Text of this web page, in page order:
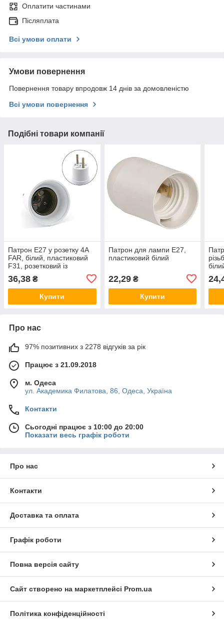
Оплатити частинами
Післяплата
Всі умови оплати
Умови повернення
Повернення товару впродовж 14 днів за домовленістю
Всі умови повернення
Подібні товари компанії
Патрон E27 у розетку 4А
FAR, білий, пластиковий
F31, розетковий із
36,38 ₴
Купити
Патрон для лампи E27,
пластиковий білий
22,29₴
Купити
Про нас
97% позитивних з 2278 відгуків за рік
Працює з 21.09.2018
м. Одеса
ул. Академика Филатова, 86, Одеса, Україна
Контакти
Сьогодні працює з 10:00 до 20:00
Показати весь графік роботи
Про нас
Контакти
Доставка та оплата
Графік роботи
Повна версія сайту
Сайт створено на маркетплейсі Prom.ua
Політика конфіденційності